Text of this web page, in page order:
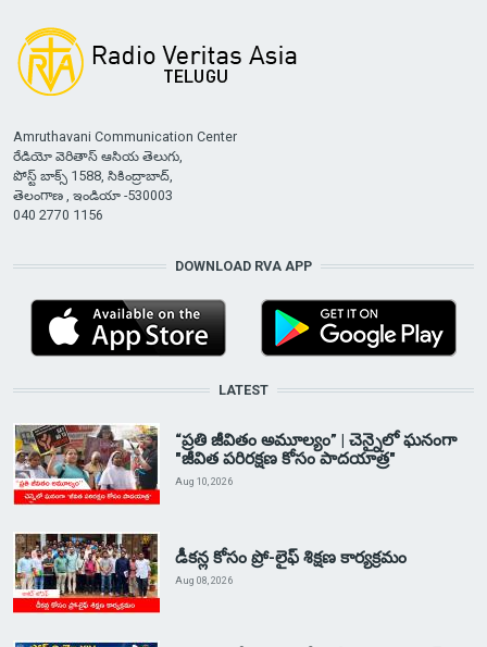
Amruthavani Communication Center
రేడియో వెరితాస్ ఆసియ తెలుగు,
పోస్ట్ బాక్స్ 1588, సికింద్రాబాద్,
తెలంగాణ , ఇండియా -530003
040 2770 1156
DOWNLOAD RVA APP
LATEST
“ప్రతి జీవితం అమూల్యం” | చెన్నైలో ఘనంగా
"జీవిత పరిరక్షణ కోసం పాదయాత్ర"
Aug 10, 2026
డీకన్ల కోసం ప్రో-లైఫ్ శిక్షణ కార్యక్రమం
Aug 08, 2026